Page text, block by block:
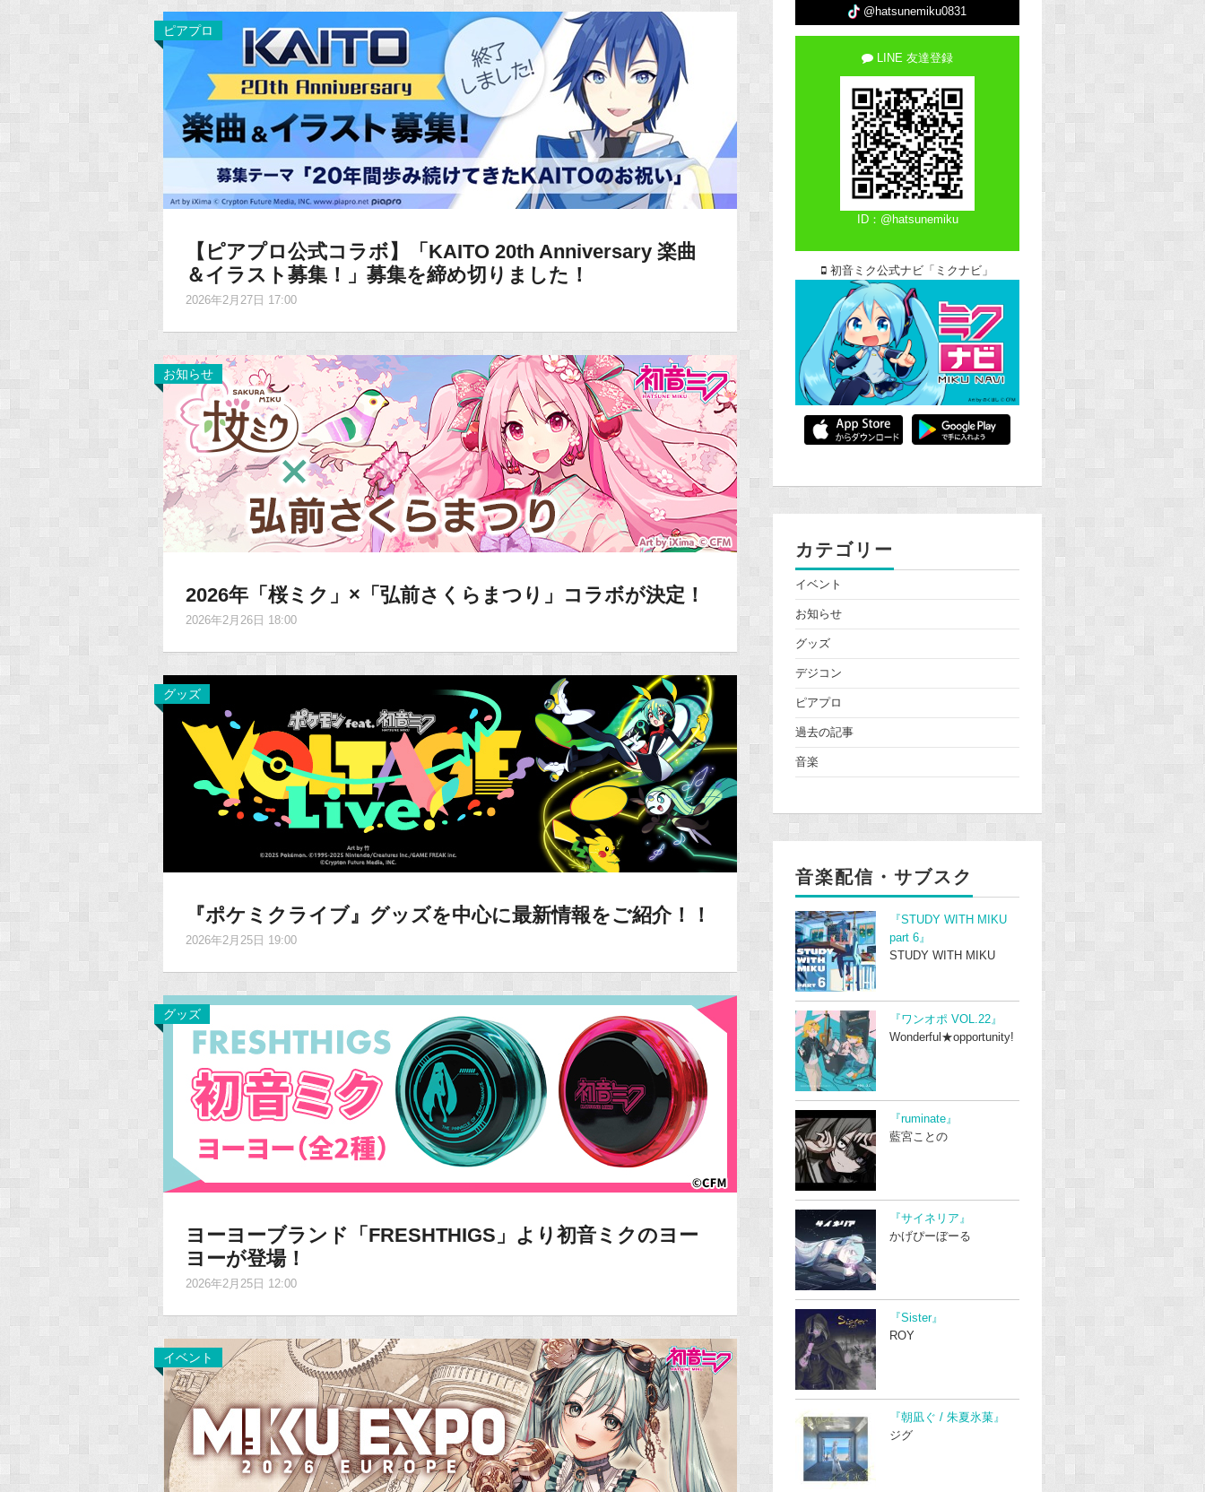
ピアプロ
【ピアプロ公式コラボ】「KAITO 20th Anniversary 楽曲
＆イラスト募集！」募集を締め切りました！
2026年2月27日 17:00
お知らせ
2026年「桜ミク」×「弘前さくらまつり」コラボが決定！
2026年2月26日 18:00
グッズ
『ポケミクライブ』グッズを中心に最新情報をご紹介！！
2026年2月25日 19:00
グッズ
ヨーヨーブランド「FRESHTHIGS」より初音ミクのヨー
ヨーが登場！
2026年2月25日 12:00
イベント
@hatsunemiku0831
LINE 友達登録
ID：@hatsunemiku
初音ミク公式ナビ「ミクナビ」
カテゴリー
イベント
お知らせ
グッズ
デジコン
ピアプロ
過去の記事
音楽
音楽配信・サブスク
『STUDY WITH MIKU
part 6』
STUDY WITH MIKU
『ワンオポ VOL.22』
Wonderful★opportunity!
『ruminate』
藍宮ことの
『サイネリア』
かげぴーぼーる
『Sister』
ROY
『朝凪ぐ / 朱夏氷菓』
ジグ